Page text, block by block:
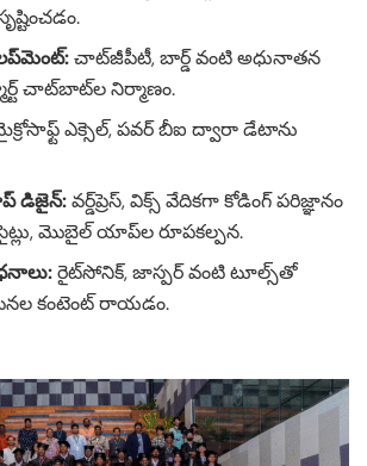
చాట్‌జీపీటీ, బార్డ్ వంటి అధునాతన
చాట్‌బాట్‌ల నిర్మాణం.
ఎక్సెల్‌, పవర్ బీఐ ద్వారా డేటాను
డిజైన్:వర్డ్‌ప్రెస్‌, విక్స్ వేదికగా కోడింగ్ పరిజ్ఞానం
మొబైల్ యాప్‌ల రూపకల్పన.
రైట్‌సోనిక్‌, జాస్పర్‌ వంటి టూల్స్‌తో
కంటెంట్ రాయడం.